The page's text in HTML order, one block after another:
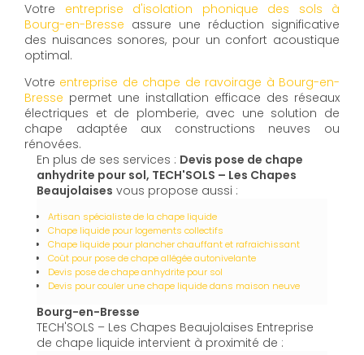
Votre entreprise d'isolation phonique des sols à
Bourg-en-Bresse assure une réduction significative
des nuisances sonores, pour un confort acoustique
optimal.
Votre entreprise de chape de ravoirage à Bourg-en-
Bresse permet une installation efficace des réseaux
électriques et de plomberie, avec une solution de
chape adaptée aux constructions neuves ou
rénovées.
En plus de ses services : Devis pose de chape
anhydrite pour sol, TECH'SOLS – Les Chapes
Beaujolaises vous propose aussi :
Artisan spécialiste de la chape liquide
Chape liquide pour logements collectifs
Chape liquide pour plancher chauffant et rafraichissant
Coût pour pose de chape allégée autonivelante
Devis pose de chape anhydrite pour sol
Devis pour couler une chape liquide dans maison neuve
Bourg-en-Bresse
TECH'SOLS – Les Chapes Beaujolaises Entreprise
de chape liquide intervient à proximité de :